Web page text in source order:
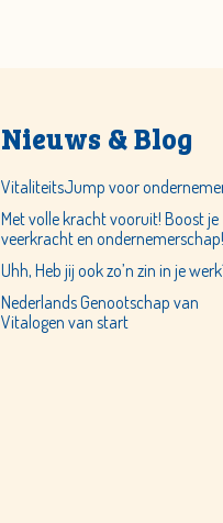
Nieuws & Blog
VitaliteitsJump voor
Met volle kracht vooruit! Boost je
veerkracht en ondernemerschap!
Uhh, Heb jij ook zo’n zin in je
Nederlands Genootschap van
Vitalogen van start